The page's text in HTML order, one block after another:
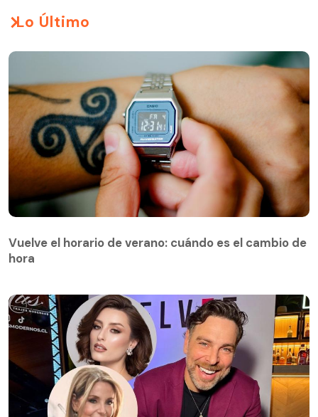
Lo Último
Vuelve el horario de verano: cuándo es el cambio de
hora